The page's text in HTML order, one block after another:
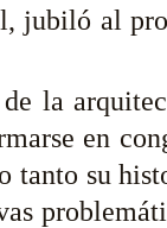
jubiló al
la
en
tanto su